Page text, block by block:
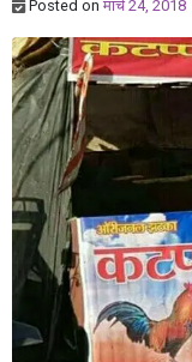
Posted on मार्च 24, 2018